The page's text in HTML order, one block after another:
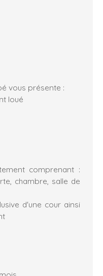
vous présente :
loué
comprenant :
chambre, salle de
d'une cour ainsi